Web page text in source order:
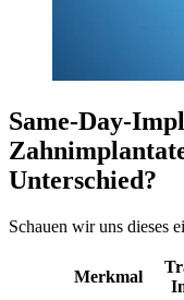
Same-Day-
Unterschied?
Schauen wir uns dieses
Merkmal